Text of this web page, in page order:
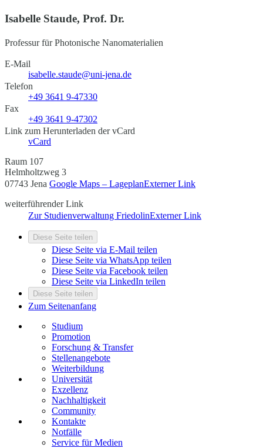
Isabelle Staude, Prof. Dr.
Professur für Photonische Nanomaterialien
E-Mail
isabelle.staude@uni-jena.de
Telefon
+49 3641 9-47330
Fax
+49 3641 9-47302
Link zum Herunterladen der vCard
vCard
Raum 107
Helmholtzweg 3
07743 Jena Google Maps – LageplanExterner Link
weiterführender Link
Zur Studienverwaltung FriedolinExterner Link
Diese Seite teilen
Diese Seite via E-Mail teilen
Diese Seite via WhatsApp teilen
Diese Seite via Facebook teilen
Diese Seite via LinkedIn teilen
Diese Seite teilen
Zum Seitenanfang
Studium
Promotion
Forschung & Transfer
Stellenangebote
Weiterbildung
Universität
Exzellenz
Nachhaltigkeit
Community
Kontakte
Notfälle
Service für Medien